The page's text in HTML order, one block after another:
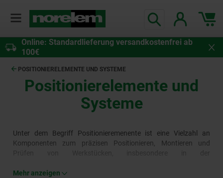
Online: Standardlieferung versandkostenfrei ab
100€
POSITIONIERELEMENTE UND SYSTEME
Positionierelemente und
Systeme
Unter dem Begriff Positionieremenente ist eine Vielzahl an
Komponenten zum präzisen Positionieren, Montieren und
beinhaltet Aufnahmebuchsen, Gewindebuchsen, Passbuchsen
Mehr anzeigen